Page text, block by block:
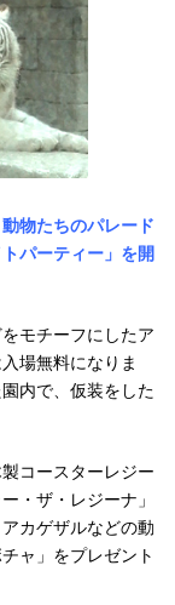
物たちのパレード
パーティー」を開
モチーフにしたア
場無料になりま
内で、仮装をした
コースターレジー
・ザ・レジーナ」
カゲザルなどの動
ャ」をプレゼント